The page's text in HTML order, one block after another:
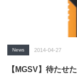
News 2014-04-27
【MGSV】待たせ